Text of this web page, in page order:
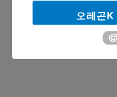
오레곤